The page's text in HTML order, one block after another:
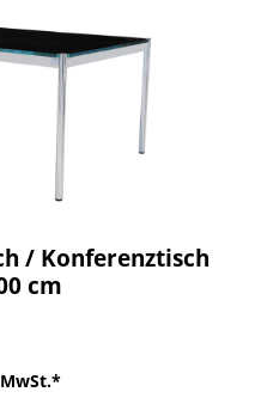
/ Konferenztisch
cm
*